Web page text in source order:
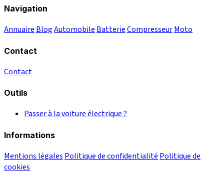
Navigation
Annuaire BlogAutomobile BatterieCompresseurMoto
Contact
Contact
Outils
Passer à la voiture électrique ?
Informations
Mentions légales Politique de confidentialité Politique de
cookies